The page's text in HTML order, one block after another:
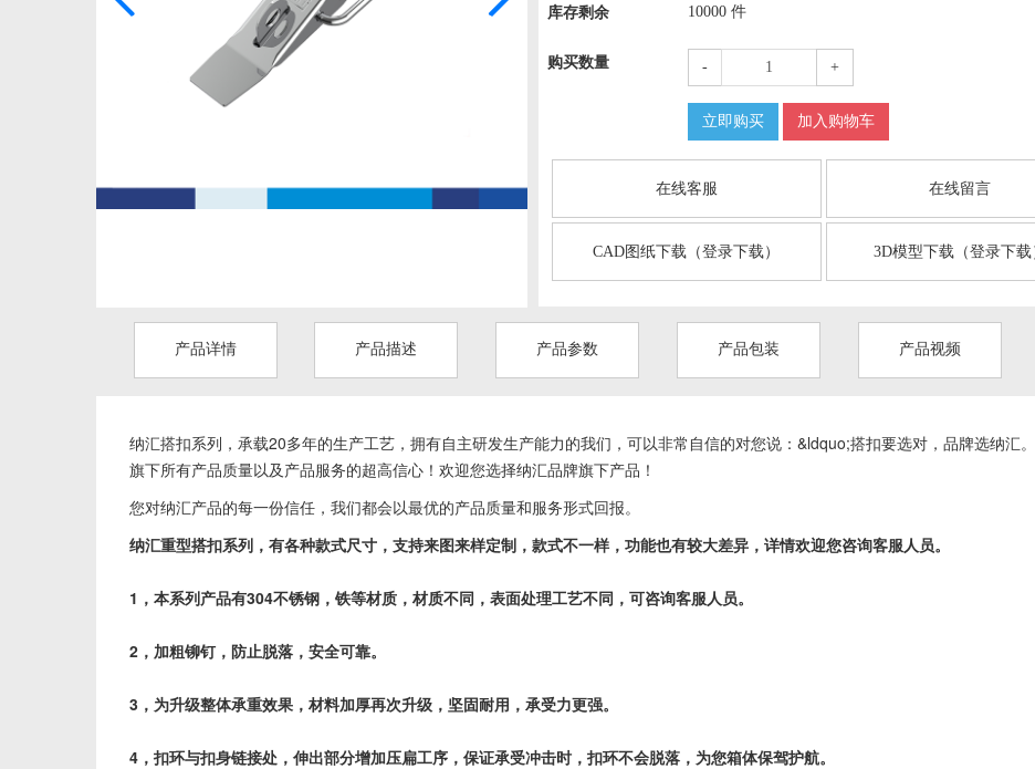
库存剩余 10000 件
购买数量 - +
立即购买 加入购物车
在线客服 在线留言
CAD图纸下载（登录下载） 3D模型下载（登录下载
产品详情 产品描述 产品参数 产品包装 产品视频
纳汇搭扣系列， 承载20多年的生产工艺，拥有自主研发生产能力的我们，可以非常自信的对您说：&ldquo;搭扣要选对，品牌选纳汇
旗下所有产品质量以及产品服务的超高信心！欢迎您选择纳汇品牌旗下产品！
您对纳汇产品的每一份信任，我们都会以最优的产品质量和服务形式回报。
纳汇重型搭扣系列，有各种款式尺寸，支持来图来样定制，款式不一样，功能也有较大差异，详情欢迎您咨询客服人员。
1，本系列产品有304不锈钢，铁等材质，材质不同，表面处理工艺不同，可咨询客服人员。
2，加粗铆钉，防止脱落，安全可靠。
3，为升级整体承重效果，材料加厚再次升级，坚固耐用，承受力更强。
4，扣环与扣身链接处，伸出部分增加压扁工序，保证承受冲击时，扣环不会脱落，为您箱体保驾护航。